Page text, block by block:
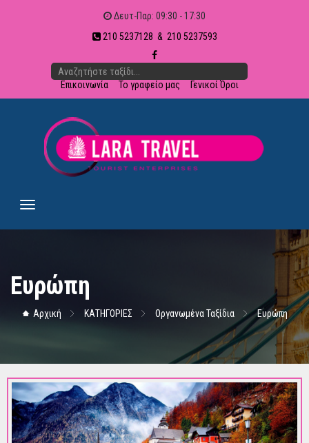
Δευτ-Παρ: 09:30 - 17:30
210 5237128 & 210 5237593
Επικοινωνία Το γραφείο μας Γενικοί Όροι
Ευρώπη
Αρχική ΚΑΤΗΓΟΡΙΕΣ Οργανωμένα Ταξίδια Ευρώπη